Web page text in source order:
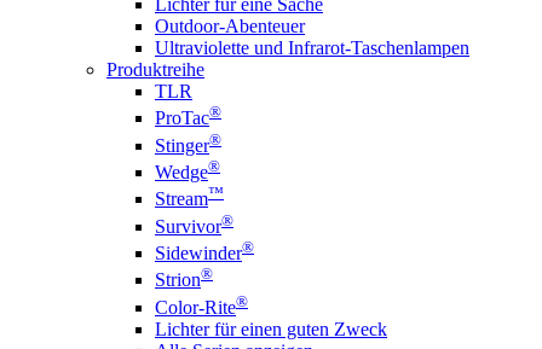
Lichter für eine Sache
Outdoor-Abenteuer
Ultraviolette und Infrarot-Taschenlampen
Produktreihe
TLR
ProTac®
Stinger®
Wedge®
Stream™
Survivor®
Sidewinder®
Strion®
Color-Rite®
Lichter für einen guten Zweck